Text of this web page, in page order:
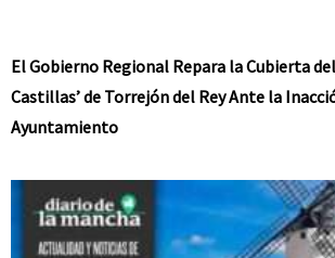
El Gobierno Regional Repara la Cubierta del
Castillas’ de Torrejón del Rey Ante la
Ayuntamiento